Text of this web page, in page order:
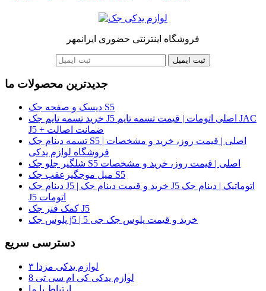
فروشگاه اینترنتی حضوری ایرانمهر
ثبت ایمیل
جدیدترین محصولات ما
دیسک و صفحه جک S5
خرید تسمه تایم جک J5 اصلی اتومات | قیمت تسمه تایم JAC
J5 + ضمانت اصالت
تسمه دینام جک S5 اصلی | قیمت روز، خرید و مشخصات |
فروشگاه لوازم یدکی
شلگیر جلو جک S5 اصلی | قیمت روز، خرید و مشخصات
میل موجگیرعقب جک S5
دینام جک J5 | خرید و قیمت دینام جک J5 اتوماتیک | دینام جک
J5 اتومات
کمک فنر جک J5
پلوس جک j5 | خرید و قیمت پلوس جک جی 5
دسترسی سریع
لوازم یدکی مزدا ۳
لوازم یدکی کی ام سی تی 8
ارتباط با ما